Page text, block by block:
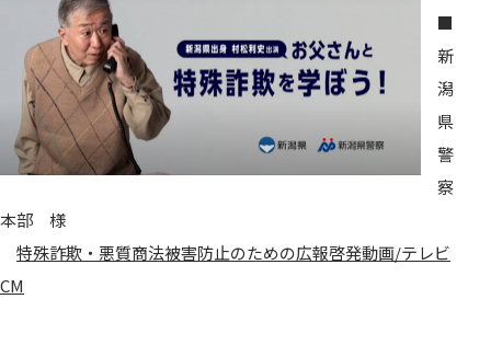
■
新
潟
県
警
察
本部 様
特殊詐欺・悪質商法被害防止のための広報啓発動画/テレビ
CM